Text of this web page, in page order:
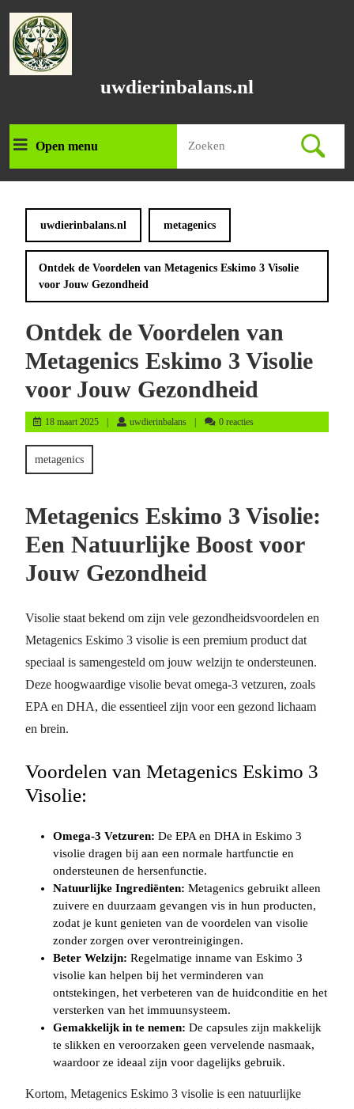
naar
inhoud
uwdierinbalans.nl
Open menuOpen
menu
naar:
uwdierinbalans.nl metagenics
Ontdek de Voordelen van Metagenics Eskimo 3 Visolie
voor Jouw Gezondheid
Ontdek de Voordelen van
Metagenics Eskimo 3 Visolie
voor Jouw Gezondheid
18 maart 202518
maart
uwdierinbalansuwdierinbalans
0 reacties
metagenics
Metagenics Eskimo 3 Visolie:
Een Natuurlijke Boost voor
Jouw Gezondheid
Visolie staat bekend om zijn vele gezondheidsvoordelen en
Metagenics Eskimo 3 visolie is een premium product dat
speciaal is samengesteld om jouw welzijn te ondersteunen.
Deze hoogwaardige visolie bevat omega-3 vetzuren, zoals
EPA en DHA, die essentieel zijn voor een gezond lichaam
en brein.
Voordelen van Metagenics Eskimo 3
Visolie:
Omega-3 Vetzuren: De EPA en DHA in Eskimo 3
visolie dragen bij aan een normale hartfunctie en
ondersteunen de hersenfunctie.
Natuurlijke Ingrediënten: Metagenics gebruikt alleen
zuivere en duurzaam gevangen vis in hun producten,
zodat je kunt genieten van de voordelen van visolie
zonder zorgen over verontreinigingen.
Beter Welzijn: Regelmatige inname van Eskimo 3
visolie kan helpen bij het verminderen van
ontstekingen, het verbeteren van de huidconditie en het
versterken van het immuunsysteem.
Gemakkelijk in te nemen: De capsules zijn makkelijk
te slikken en veroorzaken geen vervelende nasmaak,
waardoor ze ideaal zijn voor dagelijks gebruik.
Kortom, Metagenics Eskimo 3 visolie is een natuurlijke